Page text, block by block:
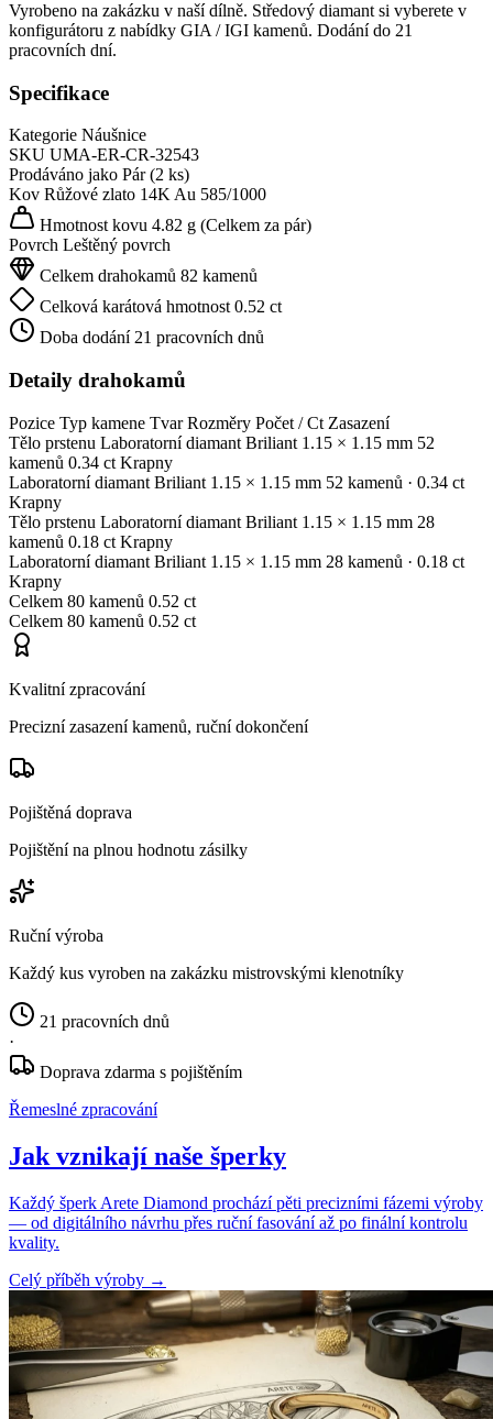
Vyrobeno na zakázku v naší dílně. Středový diamant si vyberete v
konfigurátoru z nabídky GIA / IGI kamenů. Dodání do 21
pracovních dní.
Specifikace
Kategorie Náušnice
SKU UMA-ER-CR-32543
Prodáváno jako Pár (2 ks)
Kov Růžové zlato 14KAu 585/1000
Hmotnost kovu 4.82 g (Celkem za pár)
Povrch Leštěný povrch
Celkem drahokamů 82 kamenů
Celková karátová hmotnost 0.52 ct
Doba dodání 21 pracovních dnů
Detaily drahokamů
Pozice Typ kamene Tvar Rozměry Počet / Ct Zasazení
Tělo prstenu Laboratorní diamant Briliant 1.15 × 1.15 mm 52
kamenů 0.34 ct Krapny
Laboratorní diamant Briliant 1.15 × 1.15 mm 52 kamenů · 0.34 ct
Krapny
Tělo prstenu Laboratorní diamant Briliant 1.15 × 1.15 mm 28
kamenů 0.18 ct Krapny
Laboratorní diamant Briliant 1.15 × 1.15 mm 28 kamenů · 0.18 ct
Krapny
Celkem 80 kamenů 0.52 ct
Celkem 80 kamenů 0.52 ct
Kvalitní zpracování
Precizní zasazení kamenů, ruční dokončení
Pojištěná doprava
Pojištění na plnou hodnotu zásilky
Ruční výroba
Každý kus vyroben na zakázku mistrovskými klenotníky
21 pracovních dnů
·
Doprava zdarma s pojištěním
Řemeslné zpracování
Jak vznikají naše šperky
Každý šperk Arete Diamond prochází pěti precizními fázemi výroby
— od digitálního návrhu přes ruční fasování až po finální kontrolu
kvality.
Celý příběh výroby →